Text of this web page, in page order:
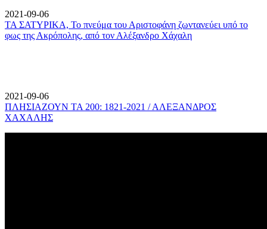
2021-09-06
ΤΑ ΣΑΤΥΡΙΚΑ, Το πνεύμα του Αριστοφάνη ζωντανεύει υπό το
φως της Ακρόπολης, από τον Αλέξανδρο Χάχαλη
2021-09-06
ΠΛΗΣΙΑΖΟΥΝ ΤΑ 200: 1821-2021 / ΑΛΕΞΑΝΔΡΟΣ
ΧΑΧΑΛΗΣ